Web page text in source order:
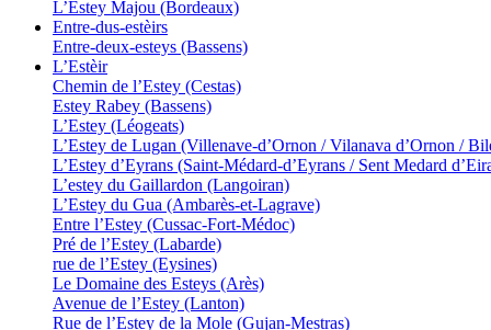
L’Estey Majou (Bordeaux)
Entre-dus-estèirs
Entre-deux-esteys (Bassens)
L’Estèir
Chemin de l’Estey (Cestas)
Estey Rabey (Bassens)
L’Estey (Léogeats)
L’Estey de Lugan (Villenave-d’Ornon / Vilanava d’Ornon /
L’Estey d’Eyrans (Saint-Médard-d’Eyrans / Sent Medard
L’estey du Gaillardon (Langoiran)
L’Estey du Gua (Ambarès-et-Lagrave)
Entre l’Estey (Cussac-Fort-Médoc)
Pré de l’Estey (Labarde)
rue de l’Estey (Eysines)
Le Domaine des Esteys (Arès)
Avenue de l’Estey (Lanton)
Rue de l’Estey de la Mole (Gujan-Mestras)